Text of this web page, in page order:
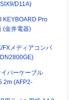
D11A)
KEYBOARD Pro
(金井電器)
FXメディアコンバ
バーケーブル
2m (AFP2-